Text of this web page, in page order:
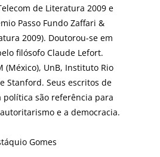
de Literatura 2009 e
Passo Fundo Zaffari &
2009). Doutorou-se em
filósofo Claude Lefort.
(México), UnB, Instituto Rio
Stanford. Seus escritos de
política são referência para
e a democracia.
Gomes